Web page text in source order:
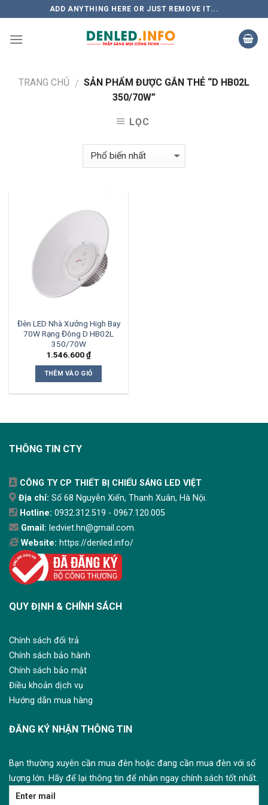
to
content
ADD ANYTHING HERE OR JUST REMOVE IT...
TRANG CHỦ / SẢN PHẨM ĐƯỢC GẮN THẺ “D HB02L
350/70W”
LỌC
Đèn LED Nhà Xưởng High Bay
70W Rạng Đông D HB02L
350/70W
1.546.600₫
THÊM VÀO GIỎ
THÔNG TIN CTY
CÔNG TY CP THIẾT BỊ CHIẾU SÁNG LED VIỆT
Địa chỉ: Số 68 Nguyễn Xiển, Thanh Xuân, Hà Nội.
Hotline: 0932.312.519 - 0967.120.005
Gmail: ledviet.hn@gmail.com.
Website: https://denled.info/
QUY ĐỊNH & CHÍNH SÁCH
Chính sách đổi trả
Chính sách bảo hành
Chính sách bảo mật
Điều khoản dịch vụ
Hướng dẫn mua hàng
ĐĂNG KÝ NHẬN THÔNG TIN
Bạn thường xuyên cần mua đèn hoặc đang cần mua đèn với số
lượng lớn. Hãy để lại thông tin để nhận ngay chính sách tốt nhất.